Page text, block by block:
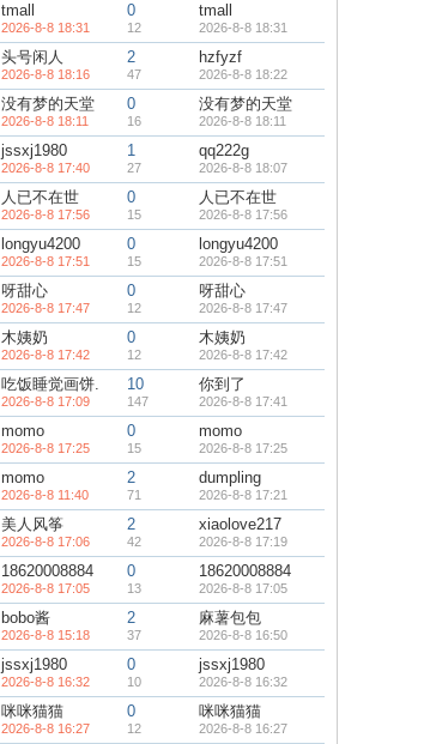
tmall
2026-8-8 18:31
0
12
tmall
2026-8-8 18:31
头号闲人
2026-8-8 18:16
2
47
hzfyzf
2026-8-8 18:22
没有梦的天堂
2026-8-8 18:11
0
16
没有梦的天堂
2026-8-8 18:11
jssxj1980
2026-8-8 17:40
1
27
qq222g
2026-8-8 18:07
人已不在世
2026-8-8 17:56
0
15
人已不在世
2026-8-8 17:56
longyu4200
2026-8-8 17:51
0
15
longyu4200
2026-8-8 17:51
呀甜心
2026-8-8 17:47
0
12
呀甜心
2026-8-8 17:47
木姨奶
2026-8-8 17:42
0
12
木姨奶
2026-8-8 17:42
吃饭睡觉画饼.
2026-8-8 17:09
10
147
你到了
2026-8-8 17:41
momo
2026-8-8 17:25
0
15
momo
2026-8-8 17:25
momo
2026-8-8 11:40
2
71
dumpling
2026-8-8 17:21
美人风筝
2026-8-8 17:06
2
42
xiaolove217
2026-8-8 17:19
18620008884
2026-8-8 17:05
0
13
18620008884
2026-8-8 17:05
bobo酱
2026-8-8 15:18
2
37
麻薯包包
2026-8-8 16:50
jssxj1980
2026-8-8 16:32
0
10
jssxj1980
2026-8-8 16:32
咪咪猫猫
2026-8-8 16:27
0
12
咪咪猫猫
2026-8-8 16:27